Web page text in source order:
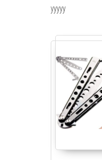
yyyyy